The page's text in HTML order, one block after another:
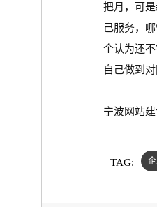
把月，可
己服务，
个认为还
自己做到
宁波网站
TAG: